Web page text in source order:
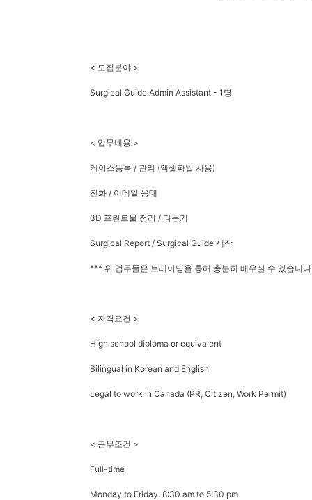
< 모집분야 >
Surgical Guide Admin Assistant - 1명
< 업무내용 >
케이스등록 / 관리 (엑셀파일 사용)
전화 / 이메일 응대
3D 프린트물 정리 / 다듬기
Surgical Report / Surgical Guide 제작
*** 위 업무들은 트레이닝을 통해 충분히 배우실 수 있습니
< 자격요건 >
High school diploma or equivalent
Bilingual in Korean and English
Legal to work in Canada (PR, Citizen, Work Permit)
< 근무조건 >
Full-time
Monday to Friday, 8:30 am to 5:30 pm